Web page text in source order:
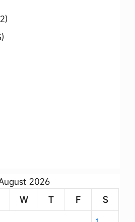
2026
W T F
S